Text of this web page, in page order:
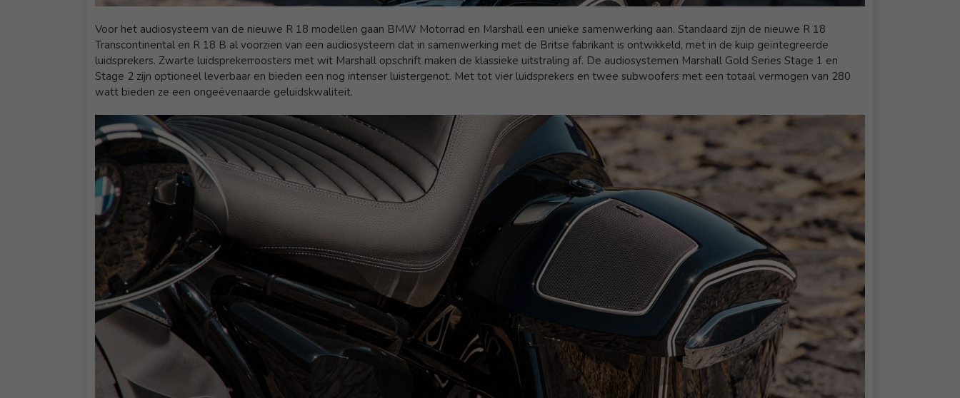
Voor het audiosysteem van de nieuwe R 18 modellen gaan BMW Motorrad en Marshall een unieke samenwerking aan. Standaard zijn de nieuwe R 18
Transcontinental en R 18 B al voorzien van een audiosysteem dat in samenwerking met de Britse fabrikant is ontwikkeld, met in de kuip geïntegreerde
luidsprekers. Zwarte luidsprekerroosters met wit Marshall opschrift maken de klassieke uitstraling af. De audiosystemen Marshall Gold Series Stage 1 en
Stage 2 zijn optioneel leverbaar en bieden een nog intenser luistergenot. Met tot vier luidsprekers en twee subwoofers met een totaal vermogen van 280
watt bieden ze een ongeëvenaarde geluidskwaliteit.